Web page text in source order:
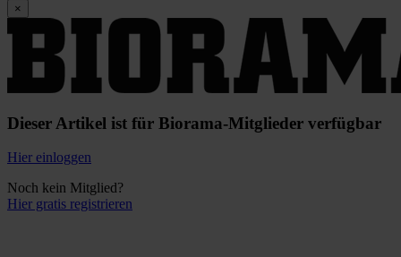
×
Dieser Artikel ist für Biorama-Mitglieder verfügbar
Hier einloggen
Noch kein Mitglied?
Hier gratis registrieren